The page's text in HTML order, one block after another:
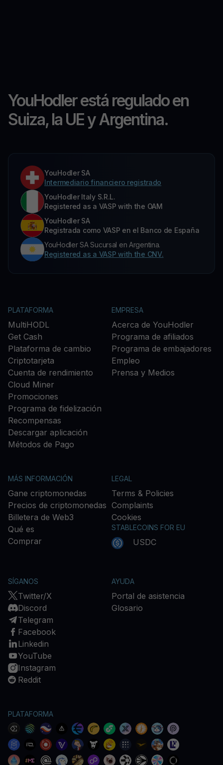
YouHodler está regulado en
Suiza, la UE y Argentina.
YouHodler SA
Intermediario financiero registrado
YouHodler Italy S.R.L.
Registered as a VASP with the OAM
YouHodler SA
Registrada como VASP en el Banco de España
YouHodler SA Sucursal en Argentina.
Registered as a VASP with the CNV.
PLATAFORMA
MultiHODL
Get Cash
Plataforma de cambio
Criptotarjeta
Cuenta de rendimiento
Cloud Miner
Promociones
Programa de fidelización
Recompensas
Descargar aplicación
Métodos de Pago
EMPRESA
Acerca de YouHodler
Programa de afiliados
Programa de embajadores
Empleo
Prensa y Medios
MÁS INFORMACIÓN
Gane criptomonedas
Precios de criptomonedas
Billetera de Web3
Qué es
Comprar
LEGAL
Terms & Policies
Complaints
Cookies
STABLECOINS FOR EU
USDC
SÍGANOS
Twitter/X
Discord
Telegram
Facebook
Linkedin
YouTube
Instagram
Reddit
AYUDA
Portal de asistencia
Glosario
PLATAFORMA